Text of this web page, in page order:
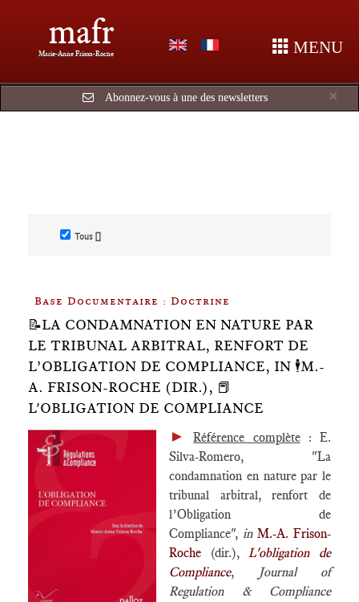
mafr
Marie-Anne Frison-Roche MENU
×
Abonnez-vous à une des newsletters
Tous []
Base Documentaire : Doctrine
📝LA CONDAMNATION EN NATURE PAR
LE TRIBUNAL ARBITRAL, RENFORT DE
L’OBLIGATION DE COMPLIANCE, IN 🕴️M.-
A. FRISON-ROCHE (DIR.), 📕
L'OBLIGATION DE COMPLIANCE
► Référence complète: E.
Silva-Romero, "La
condamnation en nature par le
tribunal arbitral, renfort de
l’Obligation de
Compliance", in M.-A. Frison-
Roche (dir.),L'obligation de
Compliance,
Journal of
Regulation & Compliance